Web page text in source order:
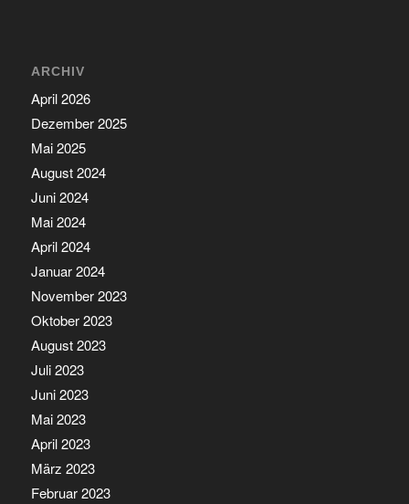
ARCHIV
April 2026
Dezember 2025
Mai 2025
August 2024
Juni 2024
Mai 2024
April 2024
Januar 2024
November 2023
Oktober 2023
August 2023
Juli 2023
Juni 2023
Mai 2023
April 2023
März 2023
Februar 2023